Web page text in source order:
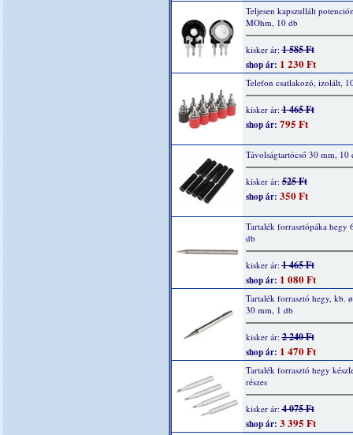
Teljesen kapszullált
MOhm, 10 db
kisker ár:1 585 Ft
shop ár: 1 230 Ft
Telefon csatlakozó, izolált,
kisker ár:1 465 Ft
shop ár: 795 Ft
Távolságtartócső 30 mm, 10
kisker ár:525 Ft
shop ár: 350 Ft
Tartalék forrasztópáka hegy
db
kisker ár:1 465 Ft
shop ár: 1 080 Ft
Tartalék forrasztó hegy, kb.
30 mm, 1 db
kisker ár:2 240 Ft
shop ár: 1 470 Ft
Tartalék forrasztó hegy
részes
kisker ár:4 075 Ft
shop ár: 3 395 Ft